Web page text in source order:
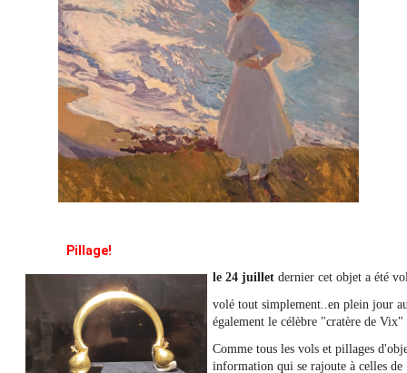
Pillage!
le 24 juillet dernier cet objet a été
volé tout simplement..en plein jour
également le célèbre "cratère de Vix"
Comme tous les vols et pillages
information qui se rajoute à celles